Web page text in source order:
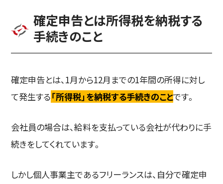
確定申告とは所得税を納税する
手続きのこと
確定申告とは、1月から12月までの1年間の所得に対し
て発生する「所得税」を納税する手続きのことです。
会社員の場合は、給料を支払っている会社が代わりに手
続きをしてくれています。
しかし個人事業主であるフリーランスは、自分で確定申